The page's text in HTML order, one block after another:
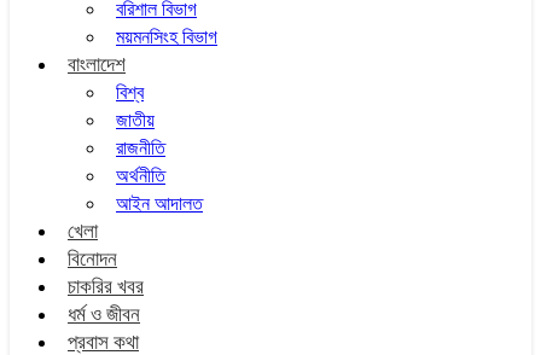
বরিশাল বিভাগ
ময়মনসিংহ বিভাগ
বাংলাদেশ
বিশ্ব
জাতীয়
রাজনীতি
অর্থনীতি
আইন আদালত
খেলা
বিনোদন
চাকরির খবর
ধর্ম ও জীবন
প্রবাস কথা